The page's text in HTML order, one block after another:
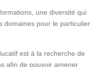
une diversité qui
domaines pour le particulier
est à la recherche de
afin de pouvoir amener